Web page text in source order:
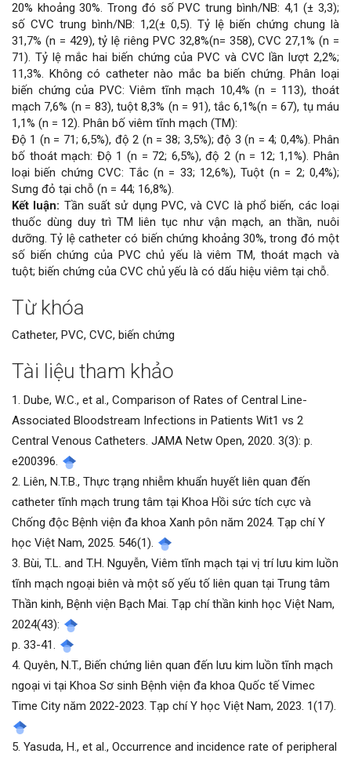
20% khoảng 30%. Trong đó số PVC trung bình/NB: 4,1 (± 3,3);
số CVC trung bình/NB: 1,2(± 0,5). Tỷ lệ biến chứng chung là
31,7% (n = 429), tỷ lệ riêng PVC 32,8%(n= 358), CVC 27,1% (n =
71). Tỷ lệ mắc hai biến chứng của PVC và CVC lần lượt 2,2%;
11,3%. Không có catheter nào mắc ba biến chứng. Phân loại
biến chứng của PVC: Viêm tĩnh mạch 10,4% (n = 113), thoát
mạch 7,6% (n = 83), tuột 8,3% (n = 91), tắc 6,1%(n = 67), tụ máu
1,1% (n = 12). Phân bố viêm tĩnh mạch (TM):
Độ 1 (n = 71; 6,5%), độ 2 (n = 38; 3,5%); độ 3 (n = 4; 0,4%). Phân
bố thoát mạch: Độ 1 (n = 72; 6,5%), độ 2 (n = 12; 1,1%). Phân
loại biến chứng CVC: Tắc (n = 33; 12,6%), Tuột (n = 2; 0,4%);
Sưng đỏ tại chỗ (n = 44; 16,8%).
Kết luận: Tần suất sử dụng PVC, và CVC là phổ biến, các loại
thuốc dùng duy trì TM liên tục như vận mạch, an thần, nuôi
dưỡng. Tỷ lệ catheter có biến chứng khoảng 30%, trong đó một
số biến chứng của PVC chủ yếu là viêm TM, thoát mạch và
tuột; biến chứng của CVC chủ yếu là có dấu hiệu viêm tại chỗ.
Chi
tiết
bài
viết
Từ khóa
Catheter, PVC, CVC, biến chứng
Tài liệu tham khảo
1. Dube, W.C., et al., Comparison of Rates of Central Line-
Associated Bloodstream Infections in Patients Wit1 vs 2
Central Venous Catheters. JAMA Netw Open, 2020. 3(3): p.
e200396.
2. Liên, N.T.B., Thực trạng nhiễm khuẩn huyết liên quan đến
catheter tĩnh mạch trung tâm tại Khoa Hồi sức tích cực và
Chống độc Bệnh viện đa khoa Xanh pôn năm 2024. Tạp chí Y
học Việt Nam, 2025. 546(1).
3. Bùi, T.L. and T.H. Nguyễn, Viêm tĩnh mạch tại vị trí lưu kim luồn
tĩnh mạch ngoại biên và một số yếu tố liên quan tại Trung tâm
Thần kinh, Bệnh viện Bạch Mai. Tạp chí thần kinh học Việt Nam,
2024(43):
p. 33-41.
4. Quyên, N.T., Biến chứng liên quan đến lưu kim luồn tĩnh mạch
ngoại vi tại Khoa Sơ sinh Bệnh viện đa khoa Quốc tế Vimec
Time City năm 2022-2023. Tạp chí Y học Việt Nam, 2023. 1(17).
5. Yasuda, H., et al., Occurrence and incidence rate of peripheral